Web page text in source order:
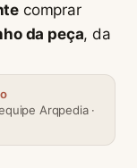
comprar
da peça, da
Arqpedia ·